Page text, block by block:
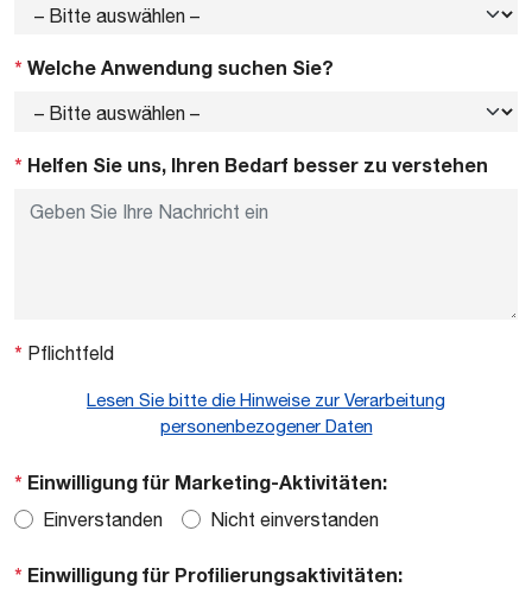
* Welche Anwendung suchen Sie?
* Helfen Sie uns, Ihren Bedarf besser zu verstehen
* Pflichtfeld
Lesen Sie bitte die Hinweise zur Verarbeitung
personenbezogener Daten
* Einwilligung für Marketing-Aktivitäten:
Einverstanden Nicht einverstanden
* Einwilligung für Profilierungsaktivitäten: